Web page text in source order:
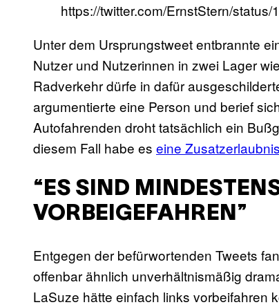
https://twitter.com/ErnstStern/
Unter dem Ursprungstweet entbrannte
Nutzer und Nutzerinnen in zwei Lager
Radverkehr dürfe in dafür
argumentierte eine Person und berief
Autofahrenden droht tatsächlich ein
diesem Fall habe es eine
“ES SIND
VORBEIGEFAHREN”
Entgegen der befürwortenden Tweets
offenbar ähnlich unverhältnismäßig
LaSuze hätte einfach links vorbeifahren